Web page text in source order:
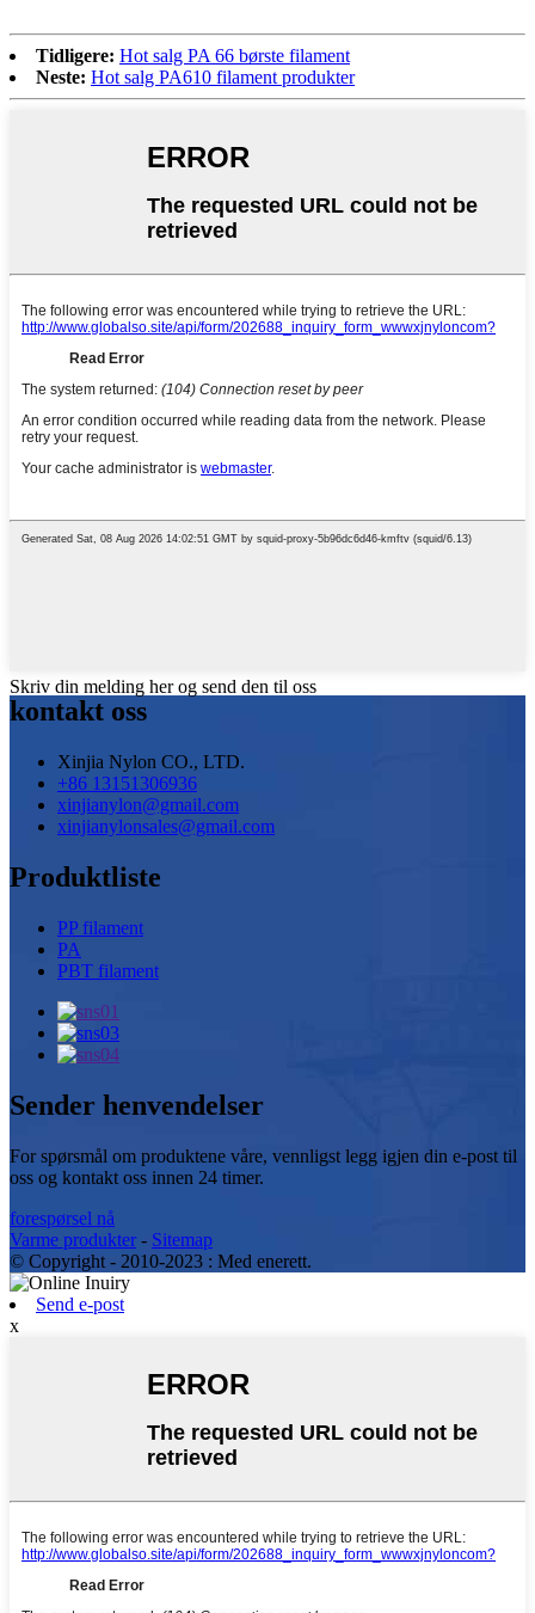
Tidligere: Hot salg PA 66 børste filament
Neste: Hot salg PA610 filament produkter
Skriv din melding her og send den til oss
kontakt oss
Xinjia Nylon CO., LTD.
+86 13151306936
xinjianylon@gmail.com
xinjianylonsales@gmail.com
Produktliste
PP filament
PA
PBT filament
Sender henvendelser
For spørsmål om produktene våre, vennligst legg igjen din e-post til
oss og kontakt oss innen 24 timer.
forespørsel nå
Varme produkter - Sitemap
© Copyright - 2010-2023 : Med enerett.
Send e-post
x